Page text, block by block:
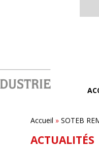
Accueil » SOTEB
ACTUALITÉS